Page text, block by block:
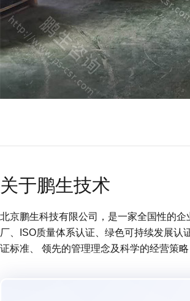
关于鹏生技术
北京鹏生科技有限公司，是一家全国性的
厂、ISO质量体系认证、绿色可持续发展认
证标准、 领先的管理理念及科学的经营策